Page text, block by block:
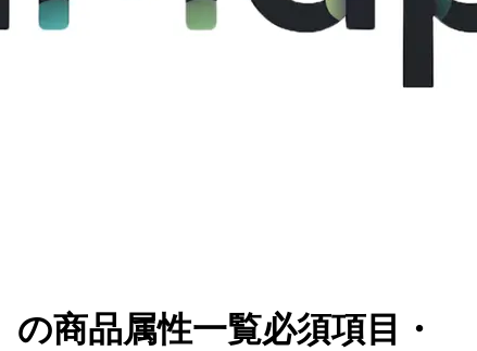
の商品属性一覧必須項目・